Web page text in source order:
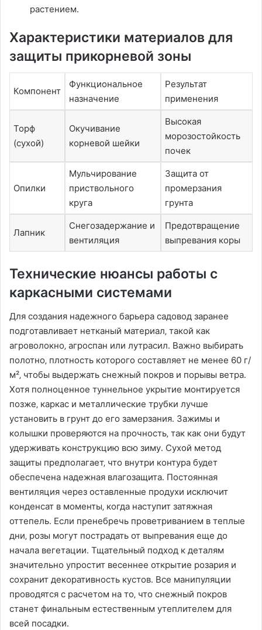
растением․
Характеристики материалов для
защиты прикорневой зоны
Компонент
Функциональное
назначение
Результат
применения
Торф
(сухой)
Окучивание
корневой шейки
Высокая
морозостойкость
почек
Опилки
Мульчирование
приствольного
круга
Защита от
промерзания
грунта
Лапник
Снегозадержание и
вентиляция
Предотвращение
выпревания коры
Технические нюансы работы с
каркасными системами
Для создания надежного барьера садовод заранее
подготавливает нетканый материал‚ такой как
агроволокно‚ агроспан или лутрасил․ Важно выбирать
полотно‚ плотность которого составляет не менее 60 г/
м²‚ чтобы выдержать снежный покров и порывы ветра․
Хотя полноценное туннельное укрытие монтируется
позже‚ каркас и металлические трубки лучше
установить в грунт до его замерзания․ Зажимы и
колышки проверяются на прочность‚ так как они будут
удерживать конструкцию всю зиму․ Сухой метод
защиты предполагает‚ что внутри контура будет
обеспечена надежная влагозащита․ Постоянная
вентиляция через оставленные продухи исключит
конденсат в моменты‚ когда наступит затяжная
оттепель․ Если пренебречь проветриванием в теплые
дни‚ розы могут пострадать от выпревания еще до
начала вегетации․ Тщательный подход к деталям
значительно упростит весеннее открытие розария и
сохранит декоративность кустов․ Все манипуляции
проводятся с расчетом на то‚ что снежный покров
станет финальным естественным утеплителем для
всей посадки․